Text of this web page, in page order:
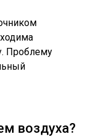
Проблему
воздуха?